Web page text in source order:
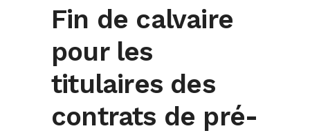
Fin de calvaire
pour les
titulaires des
contrats de pré-